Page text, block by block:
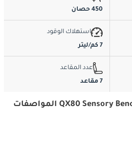
450 حصان
استهلاك الوقود
7 كم/ليتر
عدد المقاعد
7 مقاعد
إنفينيتي QX80 Sensory Bench Chairs 3.5L المواصفات